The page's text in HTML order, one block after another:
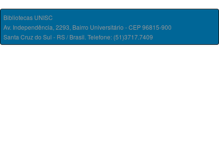
Bibliotecas UNISC
Av. Independência, 2293, Bairro Universitário - CEP 96815-900
Santa Cruz do Sul - RS / Brasil. Telefone: (51)3717.7409